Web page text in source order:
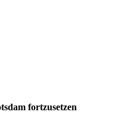
fortzusetzen